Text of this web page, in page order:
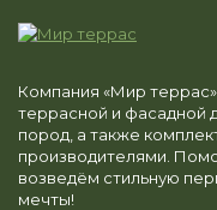
Компания «Мир
террасной и фасадной
пород, а также
производителями.
возведём стильную
мечты!